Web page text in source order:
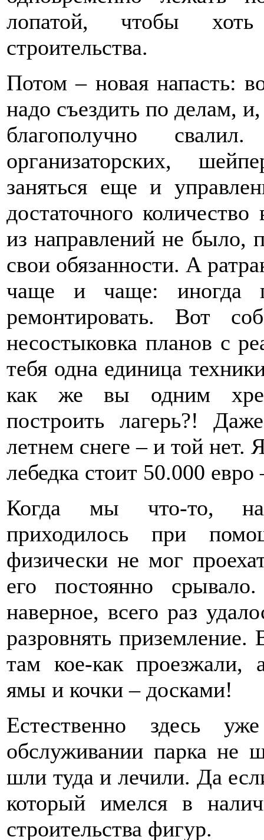
лопатой, чтобы
строительства.
Потом – новая напасть:
надо съездить по делам,
благополучно
организаторских,
заняться еще и
достаточного
из направлений не было,
свои обязанности. А
чаще и чаще: иногда
ремонтировать. Вот
несостыковка планов с
тебя одна единица
как же вы одним
построить лагерь?!
летнем снеге – и той нет.
лебедка стоит 50.000 евро
Когда мы что-то,
приходилось при
физически не мог
его постоянно
наверное, всего раз
разровнять
там кое-как проезжали,
ямы и кочки – досками!
Естественно здесь
обслуживании парка не
шли туда и лечили. Да
который имелся в
строительства фигур.